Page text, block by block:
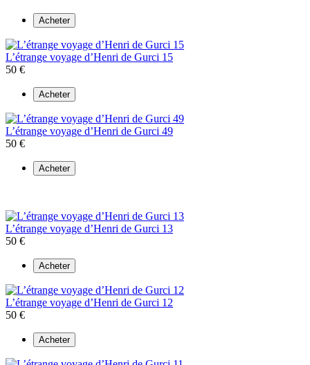
Acheter
L’étrange voyage d’Henri de Gurci 15
50 €
Acheter
L’étrange voyage d’Henri de Gurci 49
50 €
Acheter
L’étrange voyage d’Henri de Gurci 13
50 €
Acheter
L’étrange voyage d’Henri de Gurci 12
50 €
Acheter